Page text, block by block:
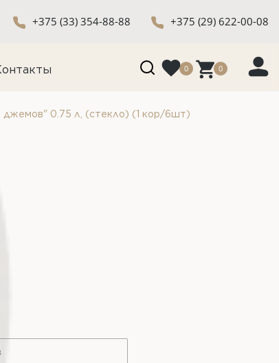
+375 (33) 354-88-88 +375 (29) 622-00-08
0 0
0.75 л, (стекло) (1 кор/6шт)